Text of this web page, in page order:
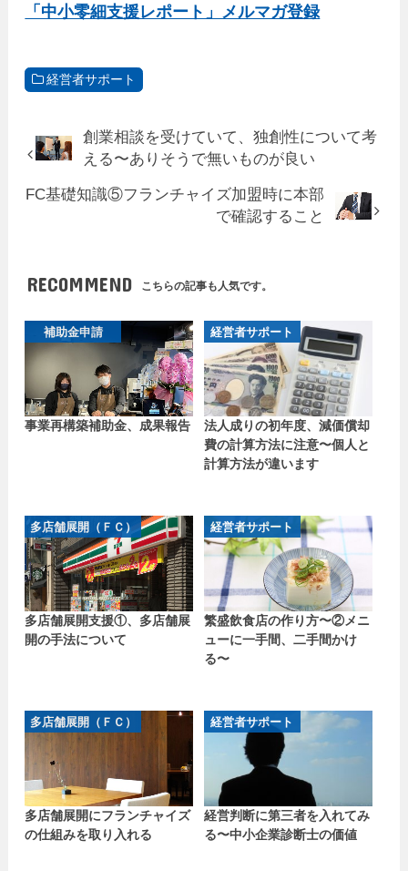
「中小零細支援レポート」メルマガ登録
経営者サポート
創業相談を受けていて、独創性について考
える〜ありそうで無いものが良い
FC基礎知識⑤フランチャイズ加盟時に本部
で確認すること
RECOMMEND こちらの記事も人気です。
補助金申請
事業再構築補助金、成果報告
経営者サポート
法人成りの初年度、減価償却
費の計算方法に注意〜個人と
計算方法が違います
多店舗展開（ＦＣ）
多店舗展開支援①、多店舗展
開の手法について
経営者サポート
繁盛飲食店の作り方〜②メニ
ューに一手間、二手間かけ
る〜
多店舗展開（ＦＣ）
多店舗展開にフランチャイズ
の仕組みを取り入れる
経営者サポート
経営判断に第三者を入れてみ
る〜中小企業診断士の価値